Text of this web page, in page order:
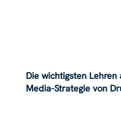
Die wichtigsten Lehren
Media-Strategie von